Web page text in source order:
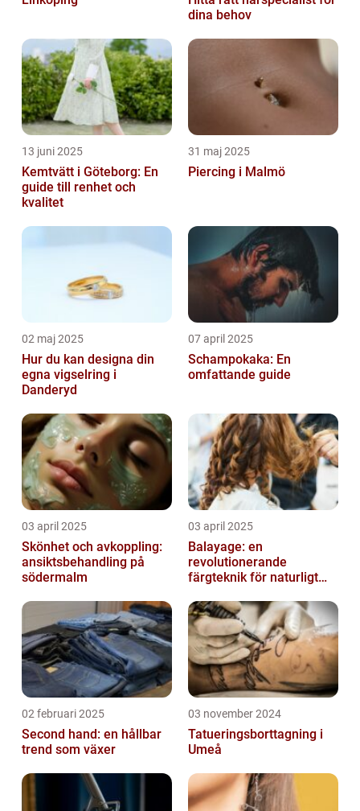
dina behov
13 juni 2025
Kemtvätt i Göteborg: En
guide till renhet och
kvalitet
31 maj 2025
Piercing i Malmö
02 maj 2025
Hur du kan designa din
egna vigselring i
Danderyd
07 april 2025
Schampokaka: En
omfattande guide
03 april 2025
Skönhet och avkoppling:
ansiktsbehandling på
södermalm
03 april 2025
Balayage: en
revolutionerande
färgteknik för naturligt
02 februari 2025
Second hand: en hållbar
trend som växer
03 november 2024
Tatueringsborttagning i
Umeå